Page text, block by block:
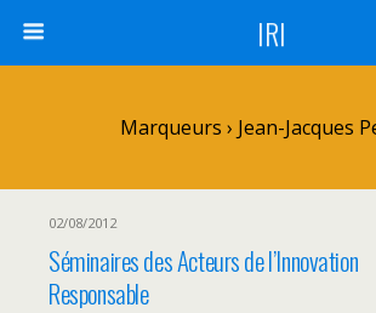
IRI
Marqueurs › Jean-Jacques
02/08/2012
Séminaires des Acteurs de l’Innovation
Responsable